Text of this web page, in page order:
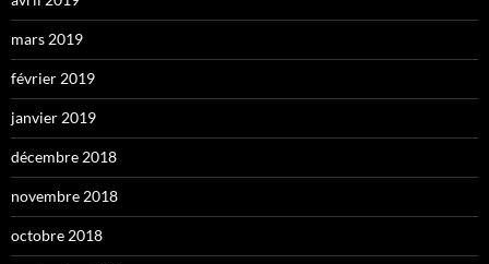
mars 2019
février 2019
janvier 2019
décembre 2018
novembre 2018
octobre 2018